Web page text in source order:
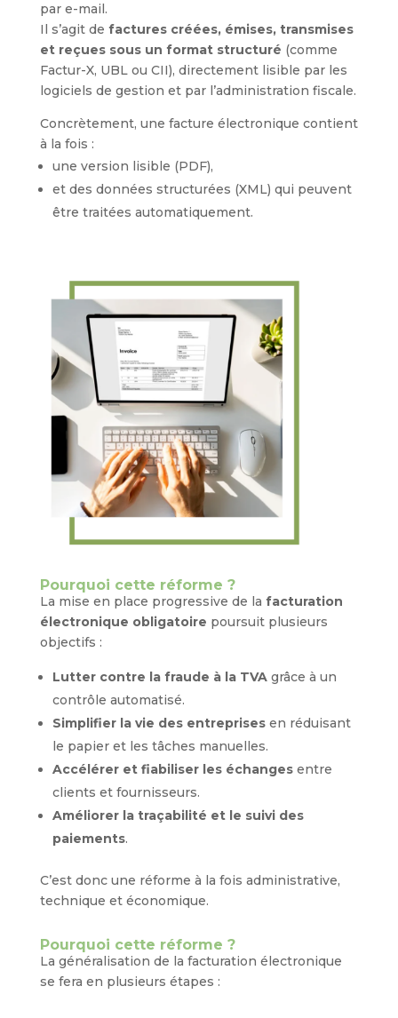
par e-mail.
Il s’agit de factures créées, émises, transmises
et reçues sous un format structuré (comme
Factur-X, UBL ou CII), directement lisible par les
logiciels de gestion et par l’administration fiscale.
Concrètement, une facture électronique contient
à la fois :
une version lisible (PDF),
et des données structurées (XML) qui peuvent
être traitées automatiquement.
Pourquoi cette réforme ?
La mise en place progressive de la facturation
électronique obligatoire poursuit plusieurs
objectifs :
Lutter contre la fraude à la TVA grâce à un
contrôle automatisé.
Simplifier la vie des entreprises en réduisant
le papier et les tâches manuelles.
Accélérer et fiabiliser les échanges entre
clients et fournisseurs.
Améliorer la traçabilité et le suivi des
paiements.
C’est donc une réforme à la fois administrative,
technique et économique.
Pourquoi cette réforme ?
La généralisation de la facturation électronique
se fera en plusieurs étapes :